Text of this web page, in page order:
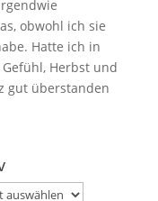
obwohl ich sie
Hatte ich in
Herbst und
gut überstanden